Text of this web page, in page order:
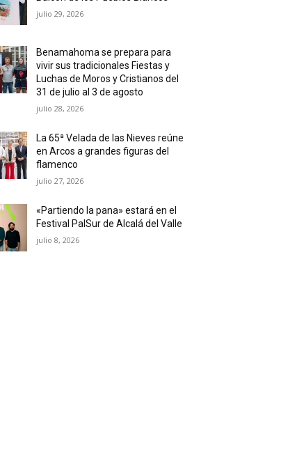
julio 29, 2026
Benamahoma se prepara para
vivir sus tradicionales Fiestas y
Luchas de Moros y Cristianos del
31 de julio al 3 de agosto
julio 28, 2026
La 65ª Velada de las Nieves reúne
en Arcos a grandes figuras del
flamenco
julio 27, 2026
«Partiendo la pana» estará en el
Festival PalSur de Alcalá del Valle
julio 8, 2026